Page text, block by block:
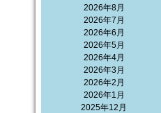
2026年8月
2026年7月
2026年6月
2026年5月
2026年4月
2026年3月
2026年2月
2026年1月
2025年12月